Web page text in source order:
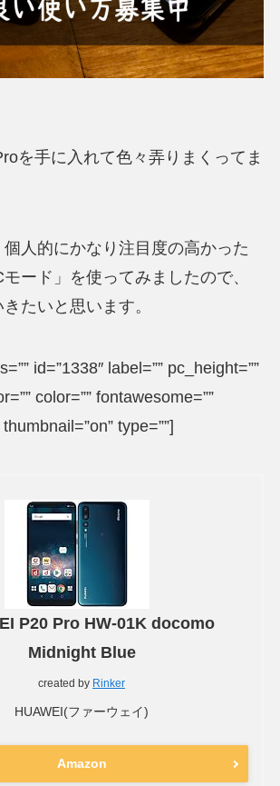
を手に入れて色々弄りまくってま
個人的にかなり注目度の高かった
モード」を使ってみましたので、
たいと思います。
id=”1338″ label=”” pc_height=””
color=”” fontawesome=””
type=””]
P20 Pro HW-01K docomo
Midnight Blue
created by Rinker
HUAWEI(ファーウェイ)
Amazon